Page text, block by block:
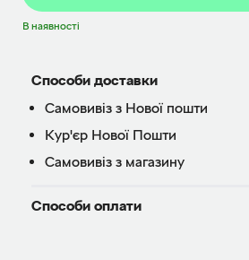
В наявності
Способи доставки
Самовивіз з Нової пошти
Кур'єр Нової Пошти
Самовивіз з магазину
Способи оплати